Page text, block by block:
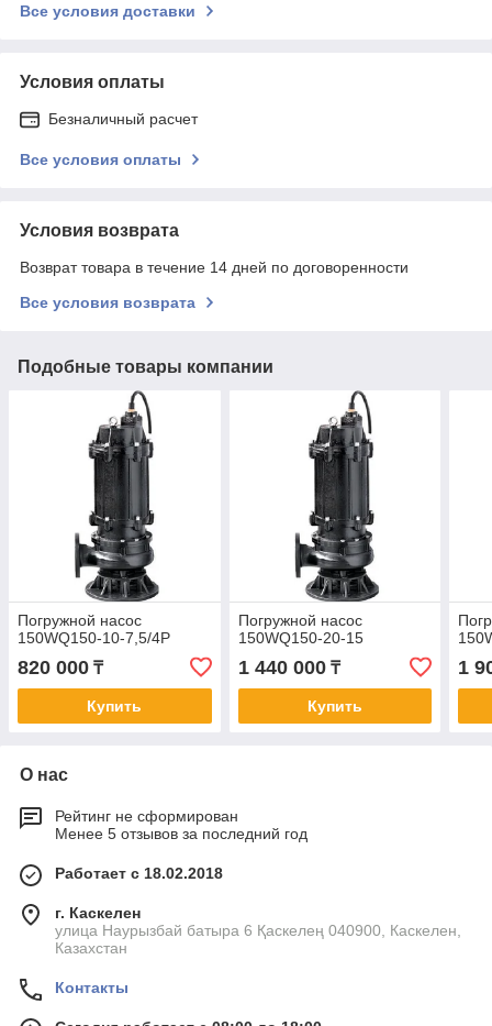
Все условия доставки
Условия оплаты
Безналичный расчет
Все условия оплаты
Условия возврата
Возврат товара в течение 14 дней по договоренности
Все условия возврата
Подобные товары компании
Погружной насос
150WQ150-10-7,5/4P
820 000 ₸
Купить
Погружной насос
150WQ150-20-15
1 440 000₸
Купить
1
О нас
Рейтинг не сформирован
Менее 5 отзывов за последний год
Работает с 18.02.2018
г. Каскелен
улица Наурызбай батыра 6 Қаскелең 040900, Каскелен,
Казахстан
Контакты